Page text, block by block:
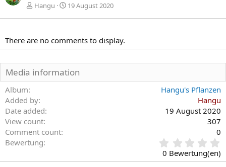
e
e
Hangu 19 August 2020
There are no comments to display.
Media information
Album
Hangu's Pflanzen
Added by
Hangu
Date added
19 August 2020
View count
307
Comment count
0
Bewertung
0
0 Bewertung(en)